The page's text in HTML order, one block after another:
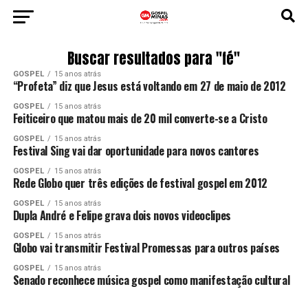
Buscar resultados para "fé"
GOSPEL 15 anos atrás
“Profeta” diz que Jesus está voltando em 27 de maio de 2012
GOSPEL 15 anos atrás
Feiticeiro que matou mais de 20 mil converte-se a Cristo
GOSPEL 15 anos atrás
Festival Sing vai dar oportunidade para novos cantores
GOSPEL 15 anos atrás
Rede Globo quer três edições de festival gospel em 2012
GOSPEL 15 anos atrás
Dupla André e Felipe grava dois novos videoclipes
GOSPEL 15 anos atrás
Globo vai transmitir Festival Promessas para outros países
GOSPEL 15 anos atrás
Senado reconhece música gospel como manifestação cultural